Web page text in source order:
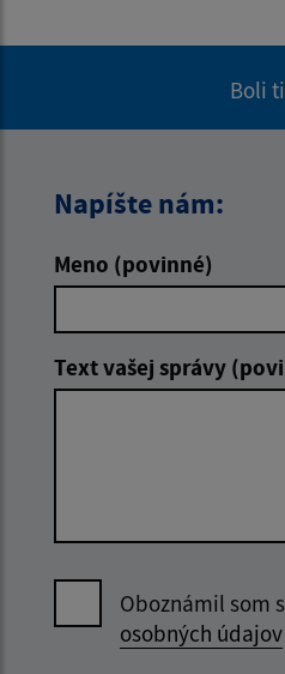
Boli
Napíšte nám:
Meno (povinné)
Text vašej správy
Oboznámil som
osobných údajov